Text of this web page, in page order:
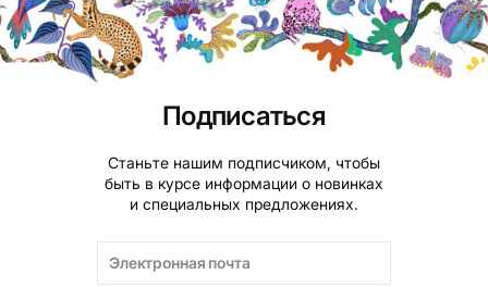
Подписаться
Станьте нашим подписчиком, чтобы
быть в курсе информации о новинках
и специальных предложениях.